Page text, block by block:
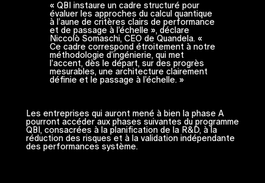
« QBI instaure un cadre structuré pour
évaluer les approches du calcul quantique
à l’aune de critères clairs de performance
et de passage à l’échelle », déclare
Niccolò Somaschi, CEO de Quandela. «
Ce cadre correspond étroitement à notre
méthodologie d’ingénierie, qui met
l’accent, dès le départ, sur des progrès
mesurables, une architecture clairement
définie et le passage à l’échelle. »
Les entreprises qui auront mené à bien la phase A
pourront accéder aux phases suivantes du programme
QBI, consacrées à la planification de la R&D, à la
réduction des risques et à la validation indépendante
des performances système.